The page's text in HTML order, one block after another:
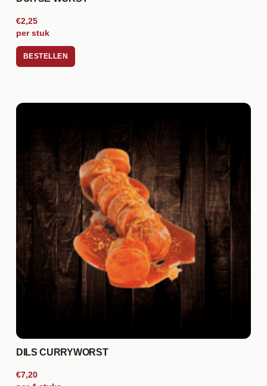
€2,25
per stuk
BESTELLEN
DILS CURRYWORST
€7,20